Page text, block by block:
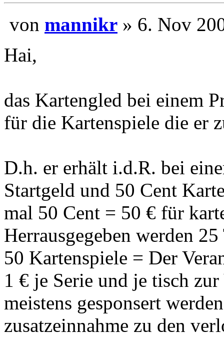
vonmannikr» 6. Nov
Hai,
das Kartengled bei einem
für die Kartenspiele die er
D.h. er erhält i.d.R. bei
Startgeld und 50 Cent
mal 50 Cent = 50 € für
Herrausgegeben werden
50 Kartenspiele = Der
1 € je Serie und je tisch
meistens gesponsert
zusatzeinnahme zu den